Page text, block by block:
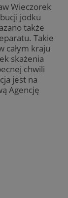
Wieczorek
jodku
także
Takie
całym kraju
skażenia
chwili
jest na
Agencję